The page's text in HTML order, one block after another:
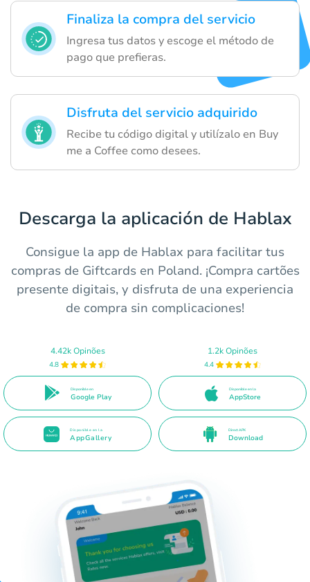
Finaliza la compra del servicio
Ingresa tus datos y escoge el método de
pago que prefieras.
Disfruta del servicio adquirido
Recibe tu código digital y utilízalo en Buy
me a Coffee como desees.
Descarga la aplicación de Hablax
Consigue la app de Hablax para facilitar tus
compras de Giftcards en Poland. ¡Compra cartões
presente digitais, y disfruta de una experiencia
de compra sin complicaciones!
4.42k Opinões
4.8
Disponible en
Google Play
1.2k Opinões
4.4
Disponible en la
AppStore
Disponible en la
AppGallery
Direct APK
Download